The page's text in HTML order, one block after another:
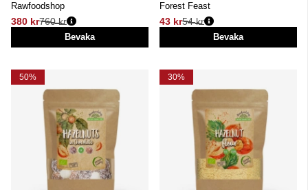
Rawfoodshop
380 kr
Ordinarie pris:
760 kr
Bevaka
Forest Feast
43 kr
Ordinarie pris:
54 kr
Bevaka
50% 30%